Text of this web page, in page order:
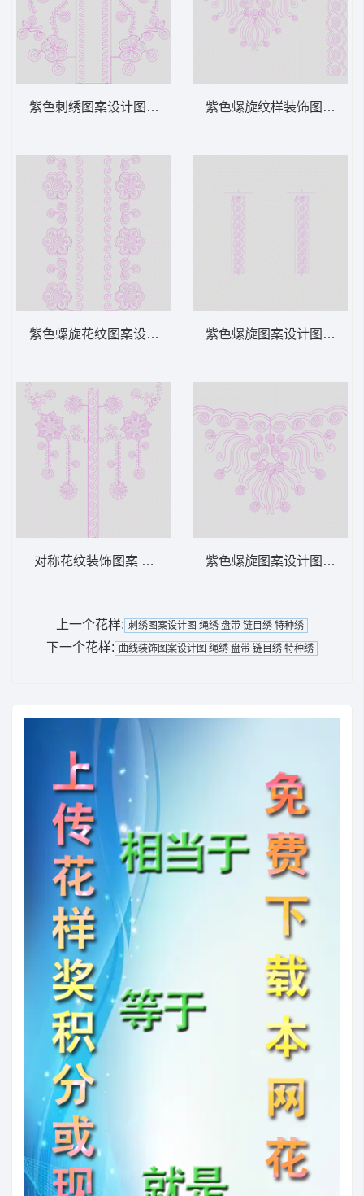
紫色刺绣图案设计图 绳绣 盘带 链目绣 特种
紫色螺旋花纹图案设计 绳绣 盘带 链目绣 特
对称花纹装饰图案 绳绣 盘带 链目绣 特种绣
紫色螺旋纹样装饰图案 绳
紫色螺旋图案设计图 绳绣
紫色螺旋图案设计图 绳绣
上一个花样: 刺绣图案设计图 绳绣 盘带 链目绣 特种绣
下一个花样: 曲线装饰图案设计图 绳绣 盘带 链目绣 特种绣